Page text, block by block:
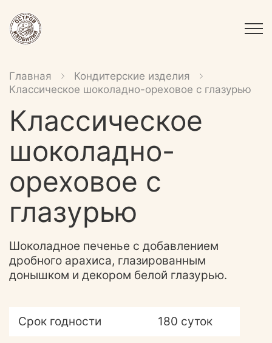
Главная
Кондитерские изделия
Классическое шоколадно-ореховое с глазурью
Классическое
шоколадно-
ореховое с
глазурью
Шоколадное печенье с добавлением
дробного арахиса, глазированным
донышком и декором белой глазурью.
Срок годности 180 суток